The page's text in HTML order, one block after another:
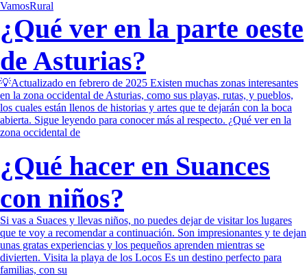
VamosRural
¿Qué ver en la parte oeste
de Asturias?
💡Actualizado en febrero de 2025 Existen muchas zonas interesantes
en la zona occidental de Asturias, como sus playas, rutas, y pueblos,
los cuales están llenos de historias y artes que te dejarán con la boca
abierta. Sigue leyendo para conocer más al respecto. ¿Qué ver en la
zona occidental de
¿Qué hacer en Suances
con niños?
Si vas a Suaces y llevas niños, no puedes dejar de visitar los lugares
que te voy a recomendar a continuación. Son impresionantes y te dejan
unas gratas experiencias y los pequeños aprenden mientras se
divierten. Visita la playa de los Locos Es un destino perfecto para
familias, con su